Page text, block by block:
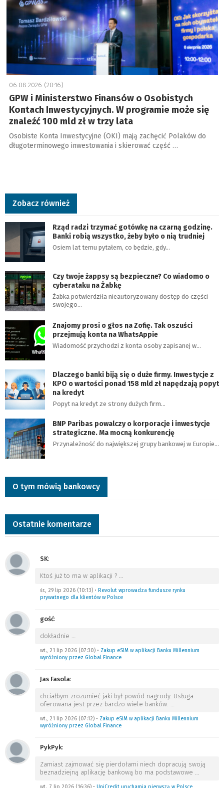
06.08.2026 (20:16)
GPW i Ministerstwo Finansów o Osobistych
Kontach Inwestycyjnych. W programie może się
znaleźć 100 mld zł w trzy lata
Osobiste Konta Inwestycyjne (OKI) mają zachęcić Polaków do
długoterminowego inwestowania i skierować część …
Zobacz również
Rząd radzi trzymać gotówkę na czarną godzinę.
Banki robią wszystko, żeby było o nią trudniej
Osiem lat temu pytałem, co będzie, gdy…
Czy twoje żappsy są bezpieczne? Co wiadomo o
cyberataku na Żabkę
Żabka potwierdziła nieautoryzowany dostęp do części
swojego…
Znajomy prosi o głos na Zofię. Tak oszuści
przejmują konta na WhatsAppie
Wiadomość przychodzi z konta osoby zapisanej w…
Dlaczego banki biją się o duże firmy. Inwestycje z
KPO o wartości ponad 158 mld zł napędzają popyt
na kredyt
Popyt na kredyt ze strony dużych firm…
BNP Paribas powalczy o korporacje i inwestycje
strategiczne. Ma mocną konkurencję
Przynależność do największej grupy bankowej w Europie…
O tym mówią bankowcy
Ostatnie komentarze
SK:
Ktoś już to ma w aplikacji ? …
śr., 29 lip 2026 (10:13) • Revolut wprowadza fundusze rynku
prywatnego dla klientów w Polsce
gość:
dokładnie …
wt., 21 lip 2026 (07:30) • Zakup eSIM w aplikacji Banku Millennium
wyróżniony przez Global Finance
Jas Fasola:
chciałbym zrozumieć jaki był powód nagrody. Usługa
oferowana jest przez bardzo wiele banków. …
wt., 21 lip 2026 (07:12) • Zakup eSIM w aplikacji Banku Millennium
wyróżniony przez Global Finance
PykPyk:
Zamiast zajmować się pierdołami niech dopracują swoją
beznadziejną aplikację bankową bo ma podstawowe …